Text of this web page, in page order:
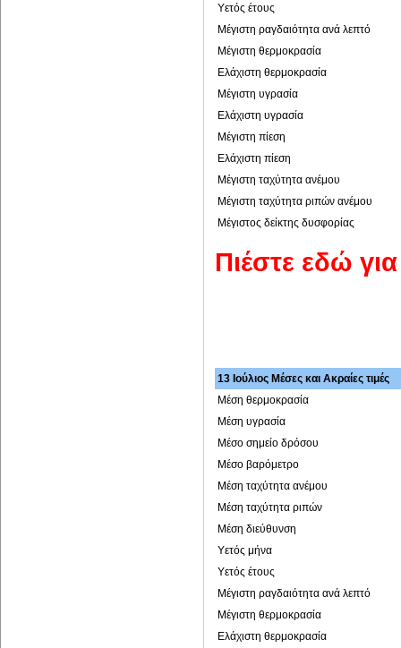
Υετός έτους
Μέγιστη ραγδαιότητα ανά λεπτό
Μέγιστη θερμοκρασία
Ελάχιστη θερμοκρασία
Μέγιστη υγρασία
Ελάχιστη υγρασία
Μέγιστη πίεση
Ελάχιστη πίεση
Μέγιστη ταχύτητα ανέμου
Μέγιστη ταχύτητα ριπών ανέμου
Μέγιστος δείκτης δυσφορίας
Πιέστε εδώ
13 Ιούλιος Μέσες και Ακραίες τιμές
Μέση θερμοκρασία
Μέση υγρασία
Μέσο σημείο δρόσου
Μέσο βαρόμετρο
Μέση ταχύτητα ανέμου
Μέση ταχύτητα ριπών
Μέση διεύθυνση
Υετός μήνα
Υετός έτους
Μέγιστη ραγδαιότητα ανά λεπτό
Μέγιστη θερμοκρασία
Ελάχιστη θερμοκρασία